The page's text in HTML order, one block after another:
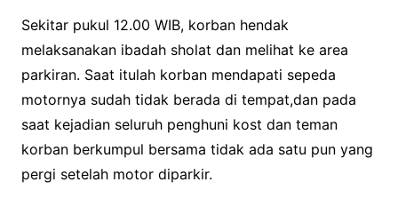
Sekitar pukul 12.00 WIB, korban hendak
melaksanakan ibadah sholat dan melihat ke area
parkiran. Saat itulah korban mendapati sepeda
motornya sudah tidak berada di tempat,dan pada
saat kejadian seluruh penghuni kost dan teman
korban berkumpul bersama tidak ada satu pun yang
pergi setelah motor diparkir.